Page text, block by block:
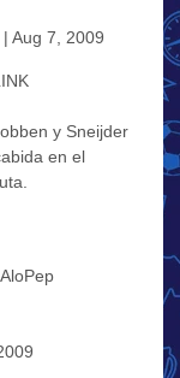
Aug 7, 2009
y Sneijder
en el